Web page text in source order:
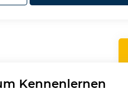
Kennenlernen